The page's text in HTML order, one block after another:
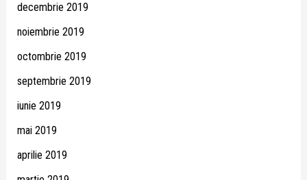
decembrie 2019
noiembrie 2019
octombrie 2019
septembrie 2019
iunie 2019
mai 2019
aprilie 2019